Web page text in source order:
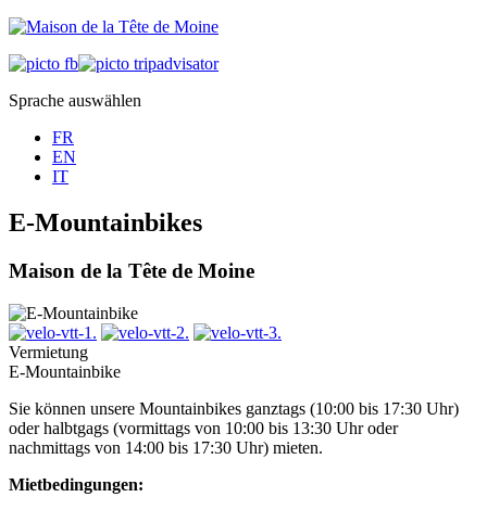
Sprache auswählen
FR
EN
IT
E-Mountainbikes
Maison de la Tête de Moine
Vermietung
E-Mountainbike
Sie können unsere Mountainbikes ganztags (10:00 bis 17:30 Uhr)
oder halbtgags (vormittags von 10:00 bis 13:30 Uhr oder
nachmittags von 14:00 bis 17:30 Uhr) mieten.
Mietbedingungen: